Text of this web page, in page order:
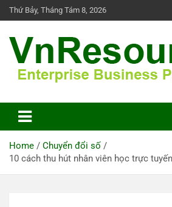
Skip
to
Thứ Bảy, Tháng Tám 8, 2026
VnResource Blog
Home
Chuyển đổi số
10 cách thu hút nhân viên học trực